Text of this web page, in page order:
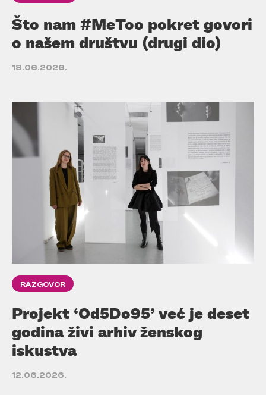
Što nam #MeToo pokret govori
o našem društvu (drugi dio)
18.06.2026.
RAZGOVOR
Projekt ‘Od5Do95’ već je deset
godina živi arhiv ženskog
iskustva
12.06.2026.